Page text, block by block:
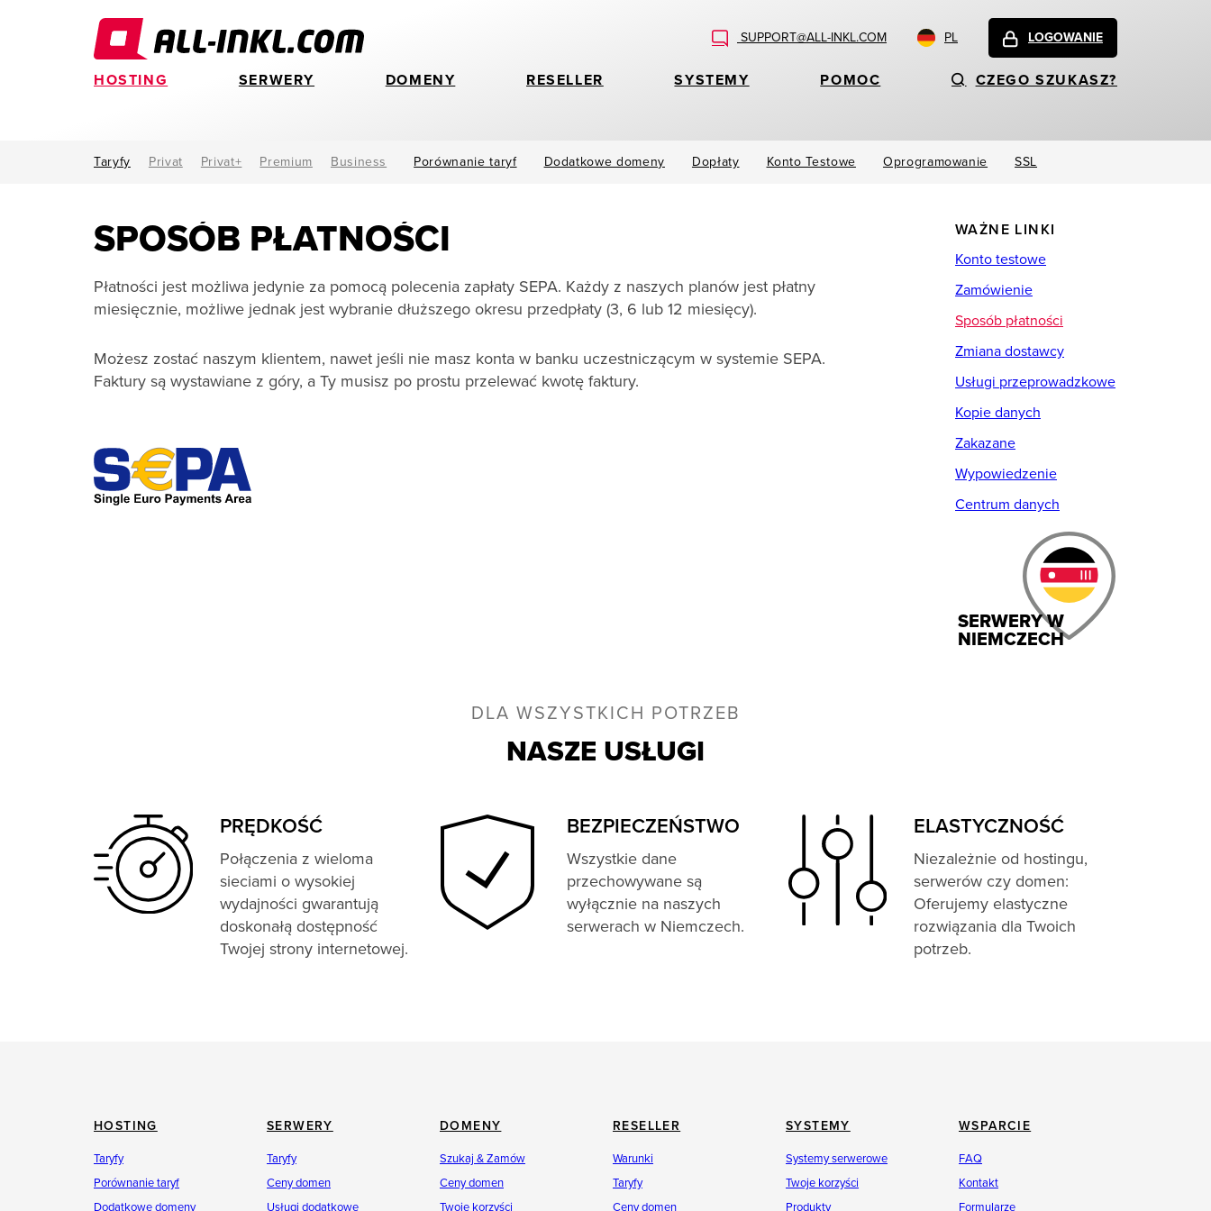
SUPPORT@ALL-INKL.COM PL LOGOWANIE
HOSTING SERWERY DOMENY RESELLER SYSTEMY POMOC CZEGO SZUKASZ?
Taryfy Privat Privat+ Premium Business Porównanie taryf Dodatkowe domeny Dopłaty Konto Testowe Oprogramowanie SSL
SPOSÓB PŁATNOŚCI
Płatności jest możliwa jedynie za pomocą polecenia zapłaty SEPA. Każdy z naszych planów jest płatny
miesięcznie, możliwe jednak jest wybranie dłuższego okresu przedpłaty (3, 6 lub 12 miesięcy).
Możesz zostać naszym klientem, nawet jeśli nie masz konta w banku uczestniczącym w systemie SEPA.
Faktury są wystawiane z góry, a Ty musisz po prostu przelewać kwotę faktury.
WAŻNE LINKI
Konto testowe
Zamówienie
Sposób płatności
Zmiana dostawcy
Usługi przeprowadzkowe
Kopie danych
Zakazane
Wypowiedzenie
Centrum danych
SERWERY W
NIEMCZECH
DLA WSZYSTKICH POTRZEB
NASZE USŁUGI
PRĘDKOŚĆ
Połączenia z wieloma
sieciami o wysokiej
wydajności gwarantują
doskonałą dostępność
Twojej strony internetowej.
BEZPIECZEŃSTWO
Wszystkie dane
przechowywane są
wyłącznie na naszych
serwerach w Niemczech.
ELASTYCZNOŚĆ
Niezależnie od hostingu,
serwerów czy domen:
Oferujemy elastyczne
rozwiązania dla Twoich
potrzeb.
HOSTING
Taryfy
Porównanie taryf
Dodatkowe domeny
SERWERY
Taryfy
Ceny domen
Usługi dodatkowe
DOMENY
Szukaj & Zamów
Ceny domen
Twoje korzyści
RESELLER
Warunki
Taryfy
Ceny domen
SYSTEMY
Systemy serwerowe
Twoje korzyści
Produkty
WSPARCIE
FAQ
Kontakt
Formularze